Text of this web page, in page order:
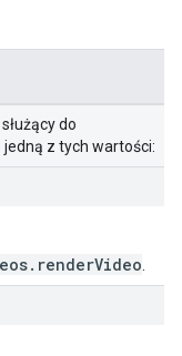
do
z tych wartości: